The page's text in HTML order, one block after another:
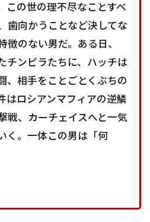
この世の理不尽なことすべ
歯向かうことなど決してな
徴のない男だ。ある日、
チンピラたちに、ハッチは
、相手をことごとくぶちの
はロシアンマフィアの逆鱗
戦、カーチェイスへと一気
く。一体この男は「何